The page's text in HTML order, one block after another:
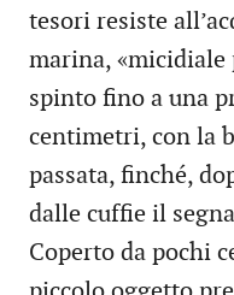
tesori resiste
marina, «micidiale
spinto fino a una
centimetri, con la
passata, finché,
dalle cuffie il
Coperto da pochi